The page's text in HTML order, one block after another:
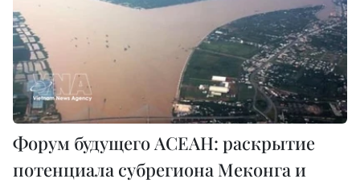
Форум будущего АСЕАН: раскрытие
потенциала субрегиона Меконга и